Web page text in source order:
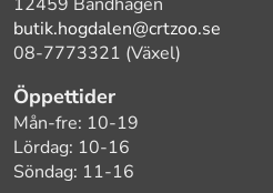
butik.hogdalen@crtzoo.se
08-7773321 (Växel)
Öppettider
Mån-fre: 10-19
Lördag: 10-16
Söndag: 11-16